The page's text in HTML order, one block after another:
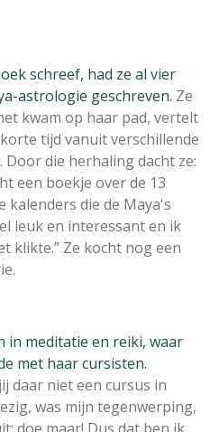
schreef, had ze al vier
astrologie geschreven. Ze
kwam op haar pad, vertelt
tijd vanuit verschillende
die herhaling dacht ze:
een boekje over de 13
kalenders die de Maya's
leuk en interessant en ik
klikte.” Ze kocht nog een
in meditatie en reiki, waar
met haar cursisten.
daar niet een cursus in
was mijn tegenwerping,